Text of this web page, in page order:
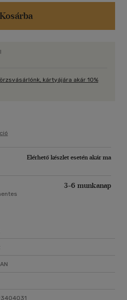
szett pedig megfelel az EN
egy csomagban
színben
strapabíró keretek
munkához és utazáshoz
szabványnak
Kosárba
kártyájára akár 10%
Elérhető készlet esetén akár ma
3-6 munkanap